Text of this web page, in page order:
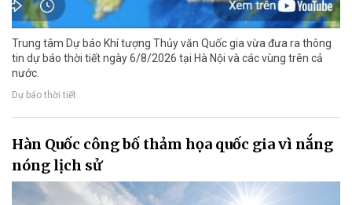
Trung tâm Dự báo Khí tượng Thủy văn Quốc gia vừa đưa ra thông
tin dự báo thời tiết ngày 6/8/2026 tại Hà Nội và các vùng trên cả
nước.
Dự báo thời tiết
Hàn Quốc công bố thảm họa quốc gia vì nắng
nóng lịch sử